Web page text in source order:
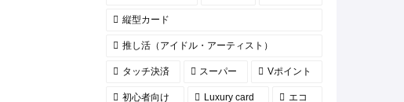
縦型カード
推し活（アイドル・アーティスト）
タッチ決済 スーパー Vポイント
初心者向け Luxury card エコ